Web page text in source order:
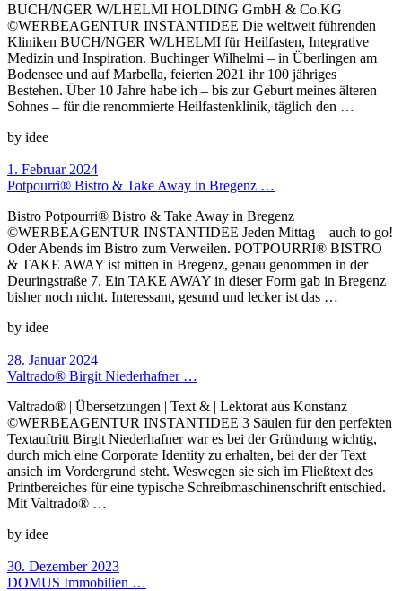
BUCH/NGER W/LHELMI HOLDING GmbH & Co.KG
©WERBEAGENTUR INSTANTIDEE Die weltweit führenden
Kliniken BUCH/NGER W/LHELMI für Heilfasten, Integrative
Medizin und Inspiration. Buchinger Wilhelmi – in Überlingen am
Bodensee und auf Marbella, feierten 2021 ihr 100 jähriges
Bestehen. Über 10 Jahre habe ich – bis zur Geburt meines älteren
Sohnes – für die renommierte Heilfastenklinik, täglich den …
by idee
1. Februar 2024
Potpourri® Bistro & Take Away in Bregenz …
Bistro Potpourri® Bistro & Take Away in Bregenz
©WERBEAGENTUR INSTANTIDEE Jeden Mittag – auch to go!
Oder Abends im Bistro zum Verweilen. POTPOURRI® BISTRO
& TAKE AWAY ist mitten in Bregenz, genau genommen in der
Deuringstraße 7. Ein TAKE AWAY in dieser Form gab in Bregenz
bisher noch nicht. Interessant, gesund und lecker ist das …
by idee
28. Januar 2024
Valtrado® Birgit Niederhafner …
Valtrado® | Übersetzungen | Text & | Lektorat aus Konstanz
©WERBEAGENTUR INSTANTIDEE 3 Säulen für den perfekten
Textauftritt Birgit Niederhafner war es bei der Gründung wichtig,
durch mich eine Corporate Identity zu erhalten, bei der der Text
ansich im Vordergrund steht. Weswegen sie sich im Fließtext des
Printbereiches für eine typische Schreibmaschinenschrift entschied.
Mit Valtrado® …
by idee
30. Dezember 2023
DOMUS Immobilien …